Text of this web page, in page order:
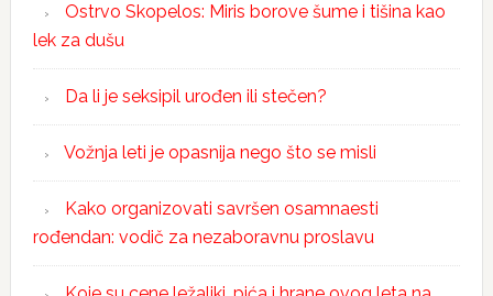
Ostrvo Skopelos: Miris borove šume i tišina kao
lek za dušu
Da li je seksipil urođen ili stečen?
Vožnja leti je opasnija nego što se misli
Kako organizovati savršen osamnaesti
rođendan: vodič za nezaboravnu proslavu